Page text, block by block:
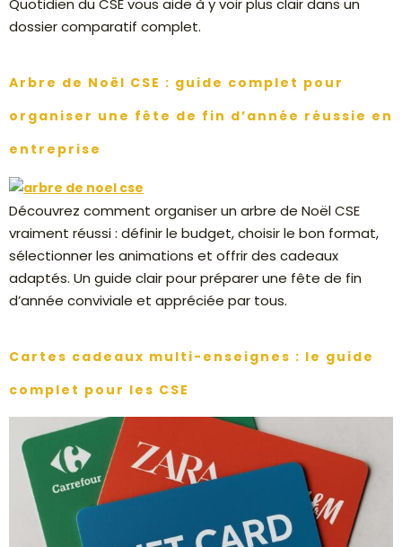
dossier comparatif complet.
Arbre de Noël CSE : guide complet pour
organiser une fête de fin d’année réussie en
entreprise
Découvrez comment organiser un arbre de Noël CSE
vraiment réussi : définir le budget, choisir le bon format,
sélectionner les animations et offrir des cadeaux
adaptés. Un guide clair pour préparer une fête de fin
d’année conviviale et appréciée par tous.
Cartes cadeaux multi-enseignes : le guide
complet pour les CSE